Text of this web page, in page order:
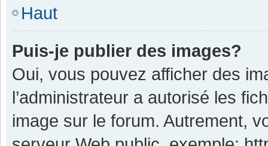
Haut
Puis-je publier des images?
Oui, vous pouvez afficher des
l’administrateur a autorisé les
image sur le forum. Autrement,